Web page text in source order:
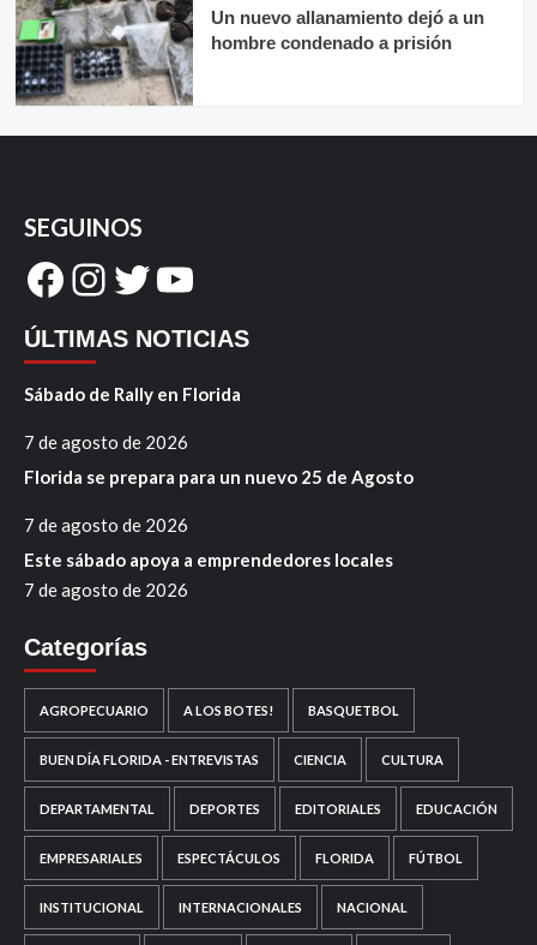
Un nuevo allanamiento dejó a un
hombre condenado a prisión
SEGUINOS
Facebook
Instagram
Twitter
YouTube
ÚLTIMAS NOTICIAS
Sábado de Rally en Florida
7 de agosto de 2026
Florida se prepara para un nuevo 25 de Agosto
7 de agosto de 2026
Este sábado apoya a emprendedores locales
7 de agosto de 2026
Categorías
AGROPECUARIO A LOS BOTES! BASQUETBOL
BUEN DÍA FLORIDA - ENTREVISTAS CIENCIA CULTURA
DEPARTAMENTAL DEPORTES EDITORIALES EDUCACIÓN
EMPRESARIALES ESPECTÁCULOS FLORIDA FÚTBOL
INSTITUCIONAL INTERNACIONALES NACIONAL